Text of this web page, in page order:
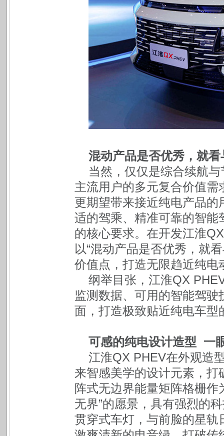
混动产品是否优秀，就
当然，仅仅是综合续航
主流用户的多元复合价值
更期望带来接近纯电产品
适的驾乘、精准可靠的智
的核心要求。在开发江淮
以“混动产品是否优秀，就
价值点，打造无限趋近纯电
纲举目张， 江淮QX
监测数据、可用的智能驾
面，打造极致贴近纯电车型
可感的纯电设计造型 一
江淮QX PHEV在外观造
来智感美学的设计元素，
阵式无边界能量矩阵格栅
无界”的愿景，具有强烈的
贯穿式车灯，与前脸的星